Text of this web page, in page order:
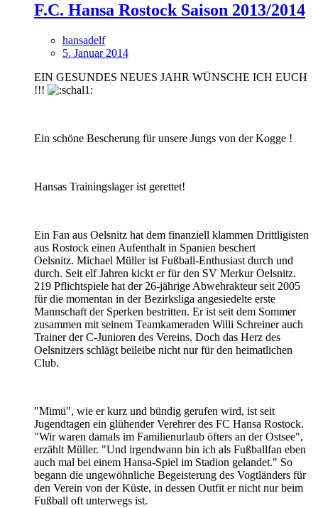
F.C. Hansa Rostock Saison 2013/2014
hansadelf
5. Januar 2014
EIN GESUNDES NEUES JAHR WÜNSCHE ICH EUCH
!!!
Ein schöne Bescherung für unsere Jungs von der Kogge !
Hansas Trainingslager ist gerettet!
Ein Fan aus Oelsnitz hat dem finanziell klammen Drittligisten
aus Rostock einen Aufenthalt in Spanien beschert
Oelsnitz. Michael Müller ist Fußball-Enthusiast durch und
durch. Seit elf Jahren kickt er für den SV Merkur Oelsnitz.
219 Pflichtspiele hat der 26-jährige Abwehrakteur seit 2005
für die momentan in der Bezirksliga angesiedelte erste
Mannschaft der Sperken bestritten. Er ist seit dem Sommer
zusammen mit seinem Teamkameraden Willi Schreiner auch
Trainer der C-Junioren des Vereins. Doch das Herz des
Oelsnitzers schlägt beileibe nicht nur für den heimatlichen
Club.
"Mimü", wie er kurz und bündig gerufen wird, ist seit
Jugendtagen ein glühender Verehrer des FC Hansa Rostock.
"Wir waren damals im Familienurlaub öfters an der Ostsee",
erzählt Müller. "Und irgendwann bin ich als Fußballfan eben
auch mal bei einem Hansa-Spiel im Stadion gelandet." So
begann die ungewöhnliche Begeisterung des Vogtländers für
den Verein von der Küste, in dessen Outfit er nicht nur beim
Fußball oft unterwegs ist.